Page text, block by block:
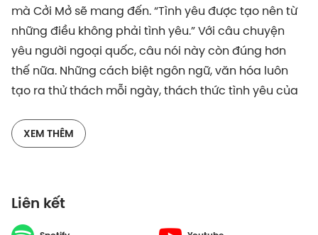
mà Cởi Mở sẽ mang đến. “Tình yêu được tạo nên từ
những điều không phải tình yêu.” Với câu chuyện
yêu người ngoại quốc, câu nói này còn đúng hơn
thế nữa. Những cách biệt ngôn ngữ, văn hóa luôn
tạo ra thử thách mỗi ngày, thách thức tình yêu của
hóa và cái nhìn xã hội ra sao để đi đến hạnh phúc
đích thực? Cùng tìm hiểu thông qua podcast Cởi Mở
XEM THÊM
Liên kết